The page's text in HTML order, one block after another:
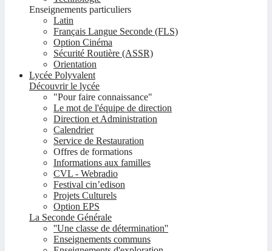
Enseignements particuliers
Latin
Français Langue Seconde (FLS)
Option Cinéma
Sécurité Routière (ASSR)
Orientation
Lycée Polyvalent
Découvrir le lycée
"Pour faire connaissance"
Le mot de l'équipe de direction
Direction et Administration
Calendrier
Service de Restauration
Offres de formations
Informations aux familles
CVL - Webradio
Festival cin’edison
Projets Culturels
Option EPS
La Seconde Générale
''Une classe de détermination''
Enseignements communs